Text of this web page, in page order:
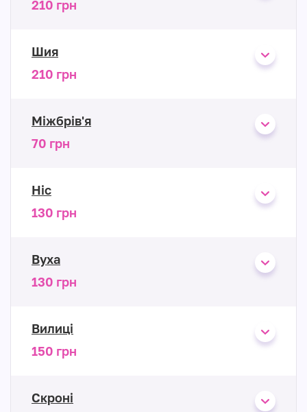
210 грн
Шия
210 грн
Міжбрів'я
70 грн
Ніс
130 грн
Вуха
130 грн
Вилиці
150 грн
Скроні